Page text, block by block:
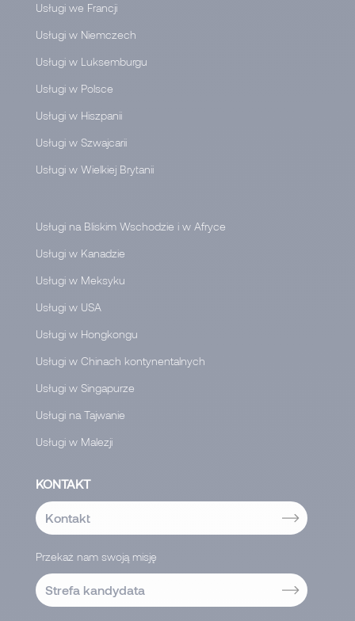
Usługi we Francji
Usługi w Niemczech
Usługi w Luksemburgu
Usługi w Polsce
Usługi w Hiszpanii
Usługi w Szwajcarii
Usługi w Wielkiej Brytanii
Usługi na Bliskim Wschodzie i w Afryce
Usługi w Kanadzie
Usługi w Meksyku
Usługi w USA
Usługi w Hongkongu
Usługi w Chinach kontynentalnych
Usługi w Singapurze
Usługi na Tajwanie
Usługi w Malezji
KONTAKT
Kontakt
Przekaż nam swoją misję
Strefa kandydata